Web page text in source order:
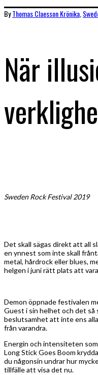
ByThomas ClaessonKrönika
När
Sweden Rock Festival 2019
Det skall sägas direkt att all
en ynnest som inte skall
metal, hårdrock eller blues,
helgen i juni rätt plats att
Demon öppnade festivalen
Guest i sin helhet och det så
beslutsamhet att inte ens
från varandra.
Energin och intensiteten
Long Stick Goes Boom
du någonsin undrar hur
tillfälle att visa det nu.